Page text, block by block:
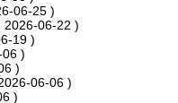
06-25 )
06-22 )
19 )
)
)
06-06 )
)